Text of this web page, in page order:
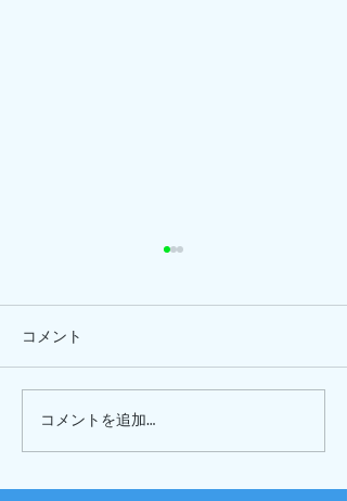
ピナイ半日+釣りツアー
コメント
コメントを追加…